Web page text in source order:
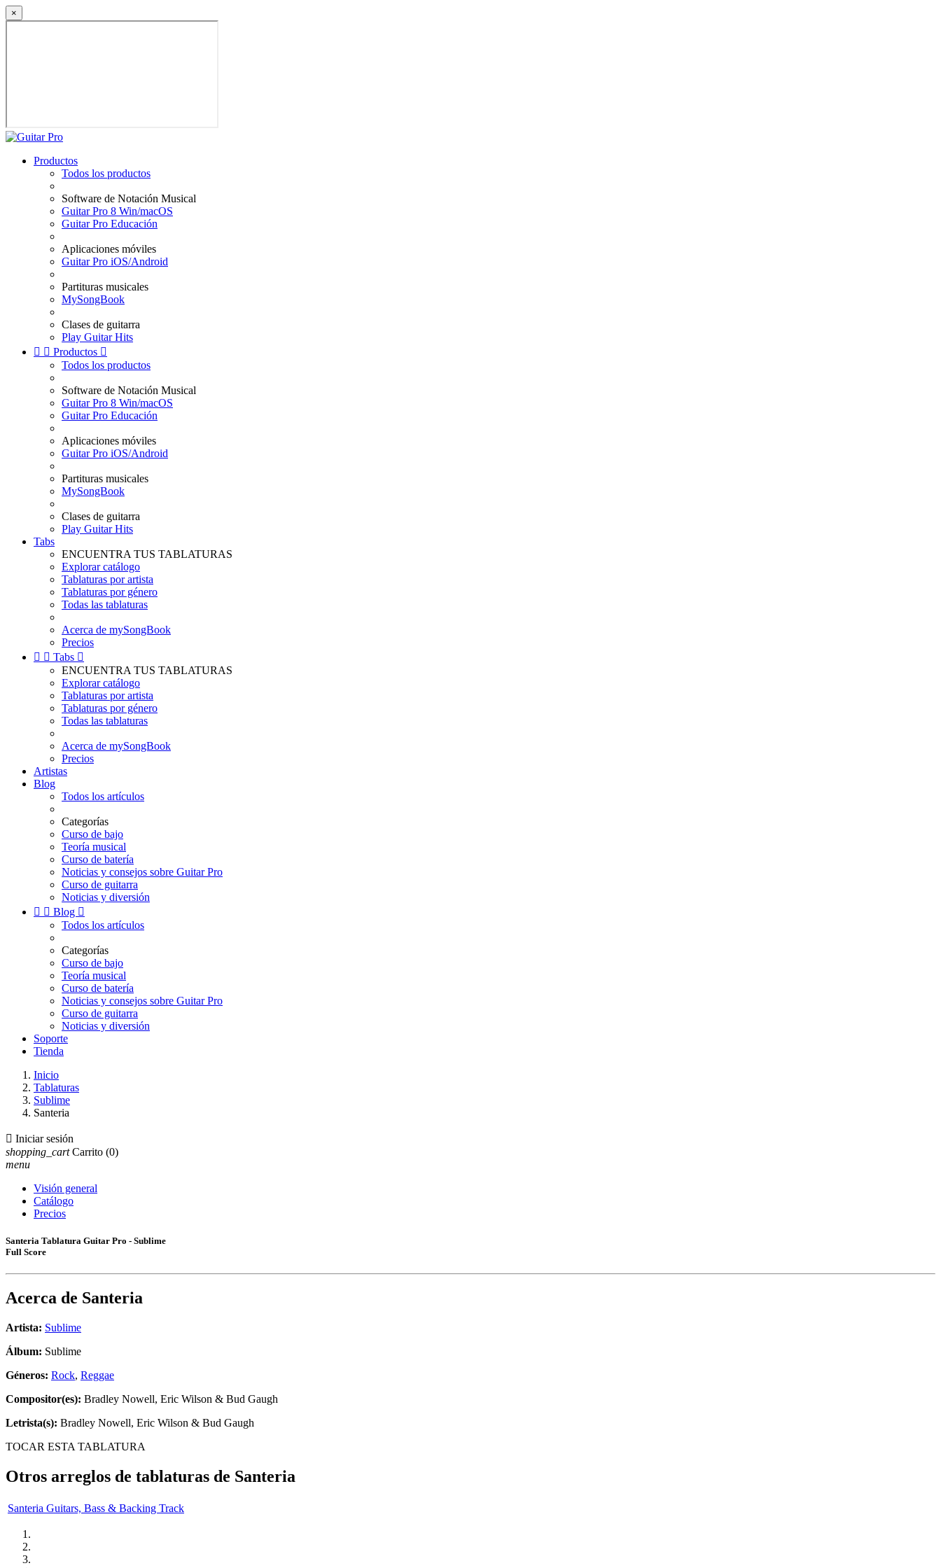
×
Productos
Todos los productos
Software de Notación Musical
Guitar Pro 8 Win/macOS
Guitar Pro Educación
Aplicaciones móviles
Guitar Pro iOS/Android
Partituras musicales
MySongBook
Clases de guitarra
Play Guitar Hits
  Productos 
Todos los productos
Software de Notación Musical
Guitar Pro 8 Win/macOS
Guitar Pro Educación
Aplicaciones móviles
Guitar Pro iOS/Android
Partituras musicales
MySongBook
Clases de guitarra
Play Guitar Hits
Tabs
ENCUENTRA TUS TABLATURAS
Explorar catálogo
Tablaturas por artista
Tablaturas por género
Todas las tablaturas
Acerca de mySongBook
Precios
  Tabs 
ENCUENTRA TUS TABLATURAS
Explorar catálogo
Tablaturas por artista
Tablaturas por género
Todas las tablaturas
Acerca de mySongBook
Precios
Artistas
Blog
Todos los artículos
Categorías
Curso de bajo
Teoría musical
Curso de batería
Noticias y consejos sobre Guitar Pro
Curso de guitarra
Noticias y diversión
  Blog 
Todos los artículos
Categorías
Curso de bajo
Teoría musical
Curso de batería
Noticias y consejos sobre Guitar Pro
Curso de guitarra
Noticias y diversión
Soporte
Tienda
Inicio
Tablaturas
Sublime
Santeria
 Iniciar sesión
shopping_cart Carrito (0)
menu
Visión general
Catálogo
Precios
Santeria Tablatura Guitar Pro - Sublime
Full Score
Acerca de Santeria
Artista: Sublime
Álbum: Sublime
Géneros: Rock, Reggae
Compositor(es): Bradley Nowell, Eric Wilson & Bud Gaugh
Letrista(s): Bradley Nowell, Eric Wilson & Bud Gaugh
TOCAR ESTA TABLATURA
Otros arreglos de tablaturas de Santeria
Santeria Guitars, Bass & Backing Track